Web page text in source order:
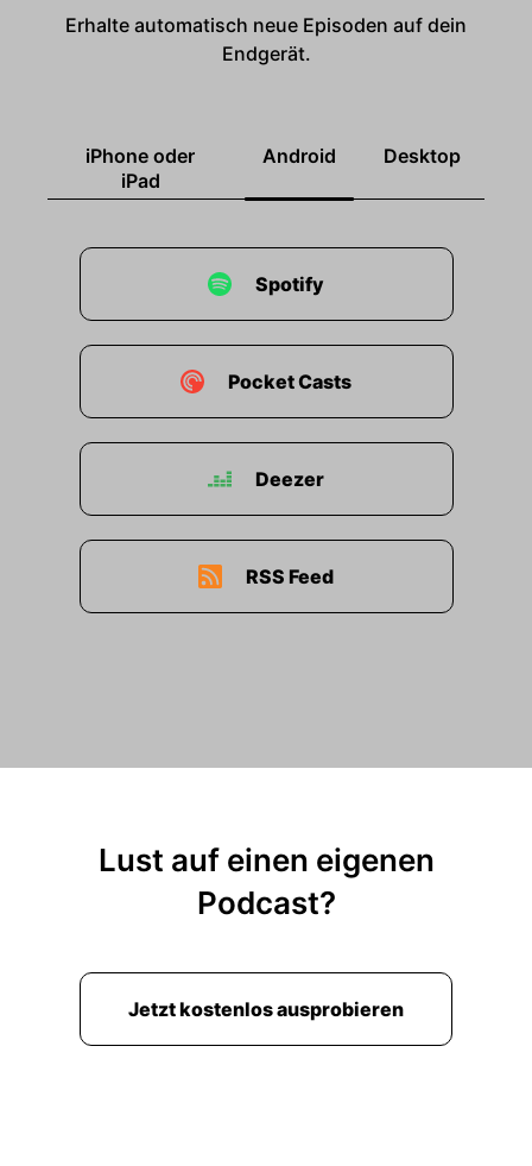
Erhalte automatisch neue Episoden auf dein
Endgerät.
iPhone oder
iPad
Android Desktop
Spotify
Pocket Casts
Deezer
RSS Feed
Lust auf einen eigenen
Podcast?
Jetzt kostenlos ausprobieren